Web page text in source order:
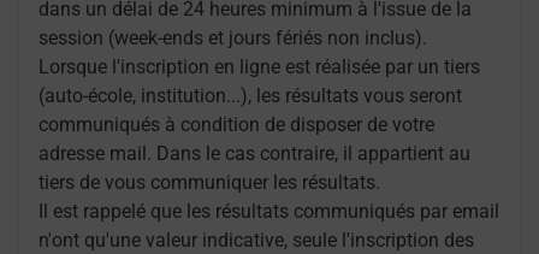
dans un délai de 24 heures minimum à l'issue de la
session (week-ends et jours fériés non inclus).
Lorsque l'inscription en ligne est réalisée par un tiers
(auto-école, institution...), les résultats vous seront
communiqués à condition de disposer de votre
adresse mail. Dans le cas contraire, il appartient au
tiers de vous communiquer les résultats.
Il est rappelé que les résultats communiqués par email
n'ont qu'une valeur indicative, seule l'inscription des